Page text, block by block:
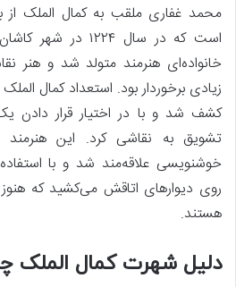
محمد غفاری ملقب به کمال الملک از
است که در سال ۱۲۲۴
خانواده‌ای هنرمند متولد شد و هنر
زیادی برخوردار بود. استعداد کمال
کشف شد و با در اختیار قرار دادن
تشویق به نقاشی کرد. این هنرمند
خوشنویسی علاقه‌مند شد و با
روی دیوارهای اتاقش می‌کشید که
هستند.
دلیل شهرت کمال الملک